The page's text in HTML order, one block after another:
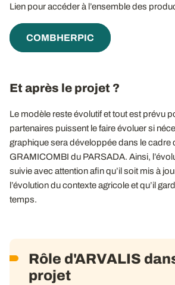
Lien pour accéder à l’ensemble des
COMBHERPIC
Et après le projet ?
Le modèle reste évolutif et tout est prévu
partenaires puissent le faire évoluer si
graphique sera développée dans le cadre
GRAMICOMBI du PARSADA. Ainsi,
suivie avec attention afin qu’il soit mis à
l’évolution du contexte agricole et qu’il
temps.
Rôle d'ARVALIS
projet